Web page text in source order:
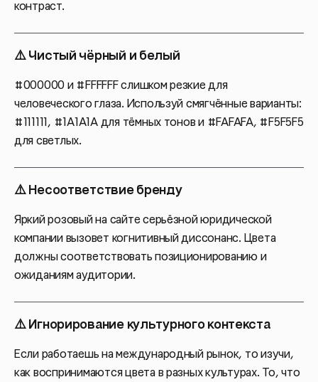
контраст.
⚠️ Чистый чёрный и белый
#000000 и #FFFFFF слишком резкие для
человеческого глаза. Используй смягчённые варианты:
#111111, #1A1A1A для тёмных тонов и #FAFAFA, #F5F5F5
для светлых.
⚠️ Несоответствие бренду
Яркий розовый на сайте серьёзной юридической
компании вызовет когнитивный диссонанс. Цвета
должны соответствовать позиционированию и
ожиданиям аудитории.
⚠️ Игнорирование культурного контекста
Если работаешь на международный рынок, то изучи,
как воспринимаются цвета в разных культурах. То, что